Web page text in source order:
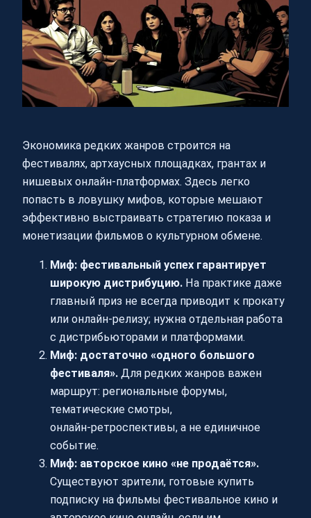
Экономика редких жанров строится на
фестивалях, артхаусных площадках, грантах и
нишевых онлайн-платформах. Здесь легко
попасть в ловушку мифов, которые мешают
эффективно выстраивать стратегию показа и
монетизации фильмов о культурном обмене.
Миф: фестивальный успех гарантирует
широкую дистрибуцию. На практике даже
главный приз не всегда приводит к прокату
или онлайн-релизу; нужна отдельная работа
с дистрибьюторами и платформами.
Миф: достаточно «одного большого
фестиваля». Для редких жанров важен
маршрут: региональные форумы,
тематические смотры,
онлайн‑ретроспективы, а не единичное
событие.
Миф: авторское кино «не продаётся».
Существуют зрители, готовые купить
подписку на фильмы фестивальное кино и